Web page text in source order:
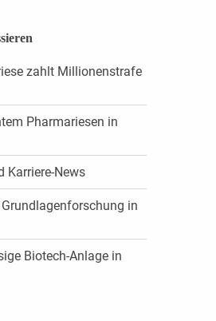
zahlt Millionenstrafe
Pharmariesen in
Karriere-News
in
Biotech-Anlage in